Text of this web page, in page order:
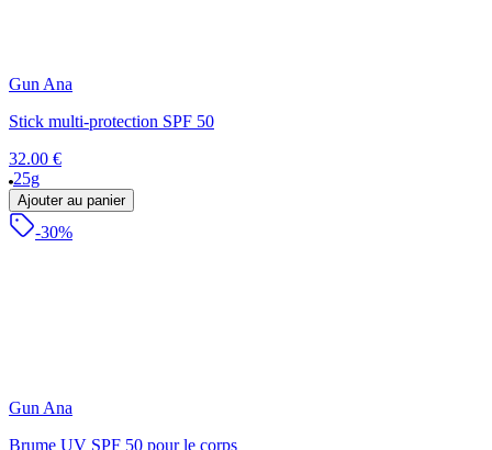
Gun Ana
Stick multi-protection SPF 50
32.00 €
25g
Ajouter au panier
-30%
Gun Ana
Brume UV SPF 50 pour le corps